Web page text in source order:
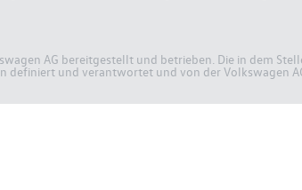
AG bereitgestellt und betrieben. Die in dem
definiert und verantwortet und von der Volkswagen